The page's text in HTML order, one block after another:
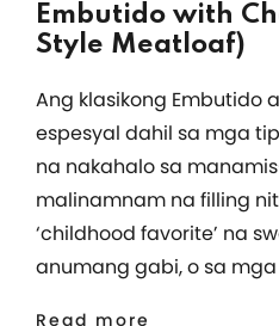
Embutido with
Style Meatloaf)
​Ang klasikong Embutido
espesyal dahil sa mga
na nakahalo sa
malinamnam na filling
‘childhood favorite’ na
anumang gabi, o sa
Read more